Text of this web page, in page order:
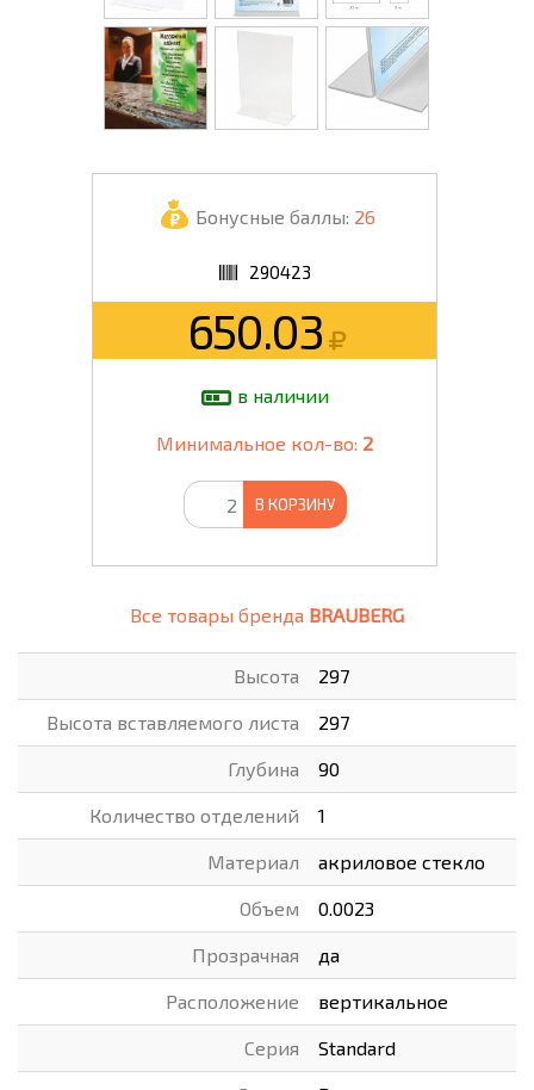
Бонусные баллы: 26
290423
650.03
в наличии
Минимальное кол-во: 2
В КОРЗИНУ
Все товары бренда BRAUBERG
Высота 297
Высота вставляемого листа 297
Глубина 90
Количество отделений 1
Материал акриловое стекло
Объем 0.0023
Прозрачная да
Расположение вертикальное
Серия Standard